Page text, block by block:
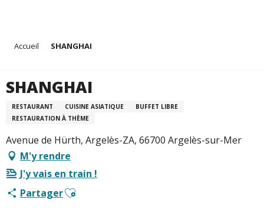
principal
Accueil SHANGHAI
SHANGHAI
RESTAURANT CUISINE ASIATIQUE
BUFFET LIBRE
RESTAURATION À THÈME
Avenue de Hürth, Argelès-ZA, 66700 Argelès-sur-Mer
M'y rendre
J'y vais en train !
PartagerAjouter aux favoris